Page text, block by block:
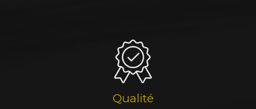
Qualité